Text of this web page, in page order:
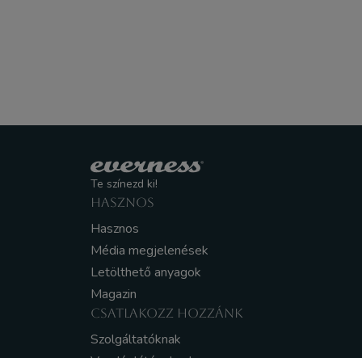
Te színezd ki!
HASZNOS
Hasznos
Média megjelenések
Letölthető anyagok
Magazin
CSATLAKOZZ HOZZÁNK
Szolgáltatóknak